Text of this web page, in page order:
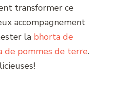
transformer ce
accompagnement
la bhorta de
de pommes de terre.